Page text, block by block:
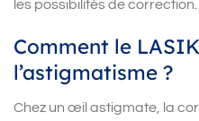
les possibilités de correction.
Comment le
l’astigmatisme ?
Chez un œil astigmate, la